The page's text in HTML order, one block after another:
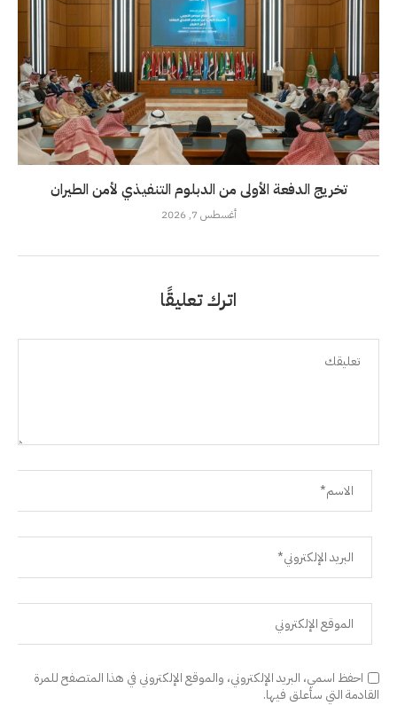
تخريج الدفعة الأولى من الدبلوم التنفيذي لأمن الطيران
أغسطس 7, 2026
اترك تعليقًا
احفظ اسمي، البريد الإلكتروني، والموقع الإلكتروني في هذا المتصفح للمرة
القادمة التي سأعلق فيها.